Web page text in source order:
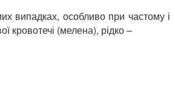
випадках, особливо при частому і
кровотечі (мелена), рідко –